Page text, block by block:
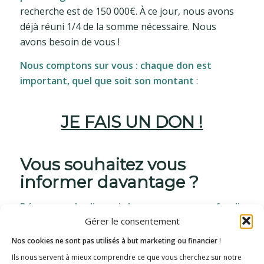
Gérer le consentement
Nos cookies ne sont pas utilisés à but marketing ou financier !
Ils nous servent à mieux comprendre ce que vous cherchez sur notre
recherche est de 150 000€. À ce jour, nous avons
déjà réuni 1/4 de la somme nécessaire. Nous
avons besoin de vous !
Nous comptons sur vous : chaque don est
important, quel que soit son montant :
JE FAIS UN DON !
Vous souhaitez vous
informer davantage ?
Découvrez des liens ci-dessous pour approfondir
ces questions :
• Visionnerla mini-série de vidéos du Docteur Zet
• Découvrir le projet de recherche sur trois ans